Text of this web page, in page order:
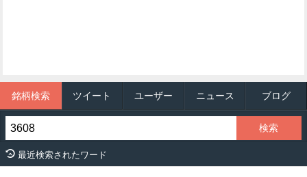
銘柄検索 ツイート ユーザー ニュース ブログ
最近検索されたワード